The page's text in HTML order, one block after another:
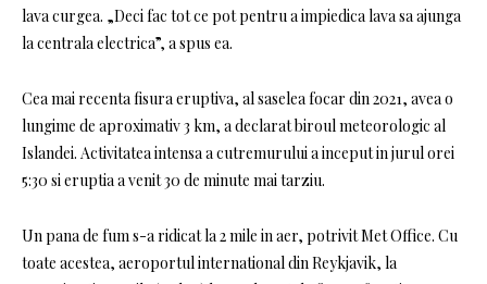
lava curgea. „Deci fac tot ce pot pentru a impiedica lava sa ajunga
la centrala electrica”, a spus ea.
Cea mai recenta fisura eruptiva, al saselea focar din 2021, avea o
lungime de aproximativ 3 km, a declarat biroul meteorologic al
Islandei. Activitatea intensa a cutremurului a inceput in jurul orei
5:30 si eruptia a venit 30 de minute mai tarziu.
Un pana de fum s-a ridicat la 2 mile in aer, potrivit Met Office. Cu
toate acestea, aeroportul international din Reykjavik, la